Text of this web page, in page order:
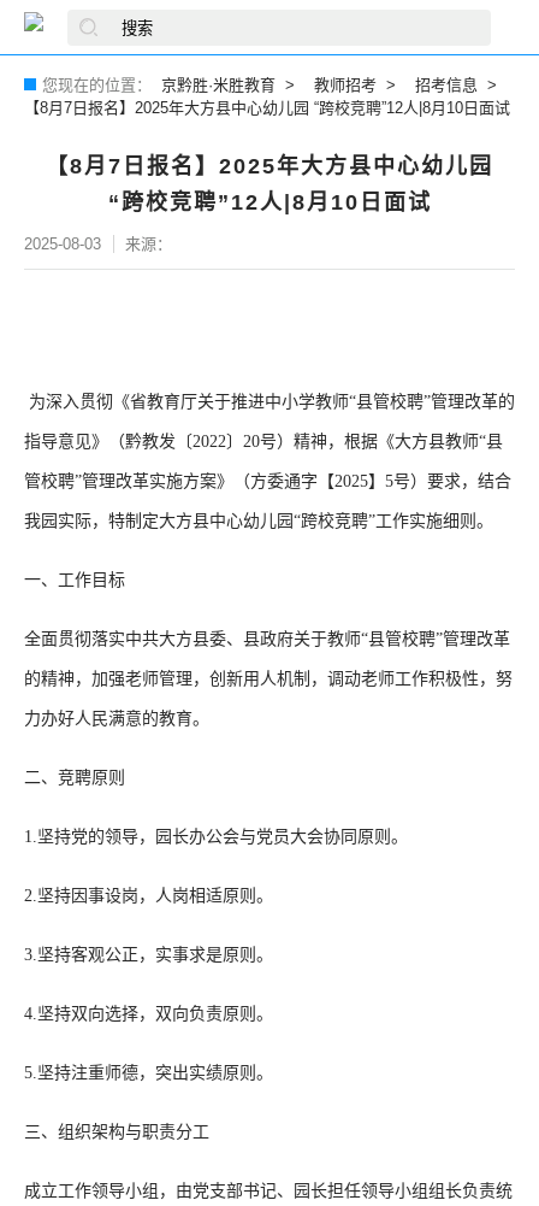
您现在的位置： 京黔胜·米胜教育 教师招考
招考信息
【8月7日报名】2025年大方县中心幼儿园 “跨校竞聘”12人|8月10日面试
【8月7日报名】2025年大方县中心幼儿园
“跨校竞聘”12人|8月10日面试
2025-08-03 来源：
为深入贯彻《省教育厅关于推进中小学教师“县管校聘”管理改革的
指导意见》（黔教发〔2022〕20号）精神，根据《大方县教师“县
管校聘”管理改革实施方案》（方委通字【2025】5号）要求，结合
我园实际，特制定大方县中心幼儿园“跨校竞聘”工作实施细则。
一、工作目标
全面贯彻落实中共大方县委、县政府关于教师“县管校聘”管理改革
的精神，加强老师管理，创新用人机制，调动老师工作积极性，努
力办好人民满意的教育。
二、竞聘原则
1.坚持党的领导，园长办公会与党员大会协同原则。
2.坚持因事设岗，人岗相适原则。
3.坚持客观公正，实事求是原则。
4.坚持双向选择，双向负责原则。
5.坚持注重师德，突出实绩原则。
三、组织架构与职责分工
成立工作领导小组，由党支部书记、园长担任领导小组组长负责统